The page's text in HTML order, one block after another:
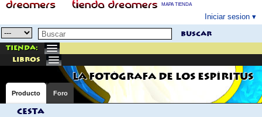
MAPA TIENDA
Iniciar sesion
buscar
Tienda:
libros
LA FOTÓGRAFA DE LOS ESPÍRITUS
Producto Foro
Cesta